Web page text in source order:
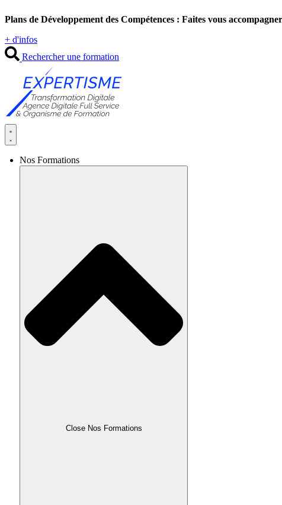
au
Plans de Développement des Compétences : Faites vous
+ d'infos
Rechercher une formation
Nos Formations
Close Nos Formations